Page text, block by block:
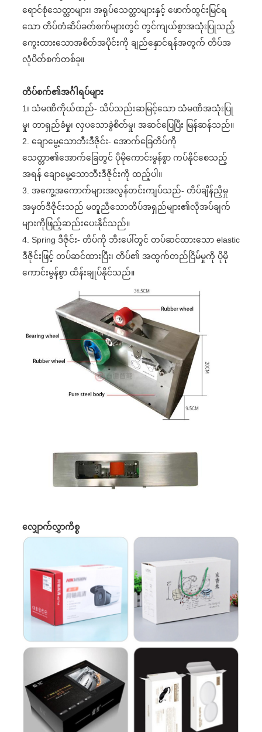
ရောင်စုံသေတ္တာများ၊ အရုပ်သေတ္တာများနှင့် ဖောက်ထွင်းမြင်ရ
သော တိပ်တံဆိပ်ခတ်စက်များတွင် တွင်ကျယ်စွာအသုံးပြုသည့်
ကွေးထားသောအစိတ်အပိုင်းကို ချည်နှောင်ရန်အတွက် တိပ်အ
လုံပိတ်စက်တစ်ခု။
တိပ်စက်၏အင်္ဂါရပ်များ
1၊ သံမဏိကိုယ်ထည်- သိပ်သည်းဆမြင့်သော သံမဏိအသုံးပြု
မှု၊ တာရှည်ခံမှု၊ လှပသောခွဲစိတ်မှု၊ အဆင်ပြေပြီး မြန်ဆန်သည်။
2. ချောမွေ့သောဘီးဒီဇိုင်း- အောက်ခြေတိပ်ကို
သေတ္တာ၏အောက်ခြေတွင် ပိုမိုကောင်းမွန်စွာ ကပ်နိုင်စေသည့်
အရန် ချောမွေ့သောဘီးဒီဇိုင်းကို ထည့်ပါ။
3. အကွေ့အကောက်များအလွန်တင်းကျပ်သည်- တိပ်ချိန်ညှိမှု
အမှတ်ဒီဇိုင်းသည် မတူညီသောတိပ်အရှည်များ၏လိုအပ်ချက်
များကိုဖြည့်ဆည်းပေးနိုင်သည်။
4. Spring ဒီဇိုင်း- တိပ်ကို ဘီးပေါ်တွင် တပ်ဆင်ထားသော elastic
ဒီဇိုင်းဖြင့် တပ်ဆင်ထားပြီး၊ တိပ်၏ အထွက်တည်ငြိမ်မှုကို ပိုမို
ကောင်းမွန်စွာ ထိန်းချုပ်နိုင်သည်။
လျှောက်လွှာကိစ္စ